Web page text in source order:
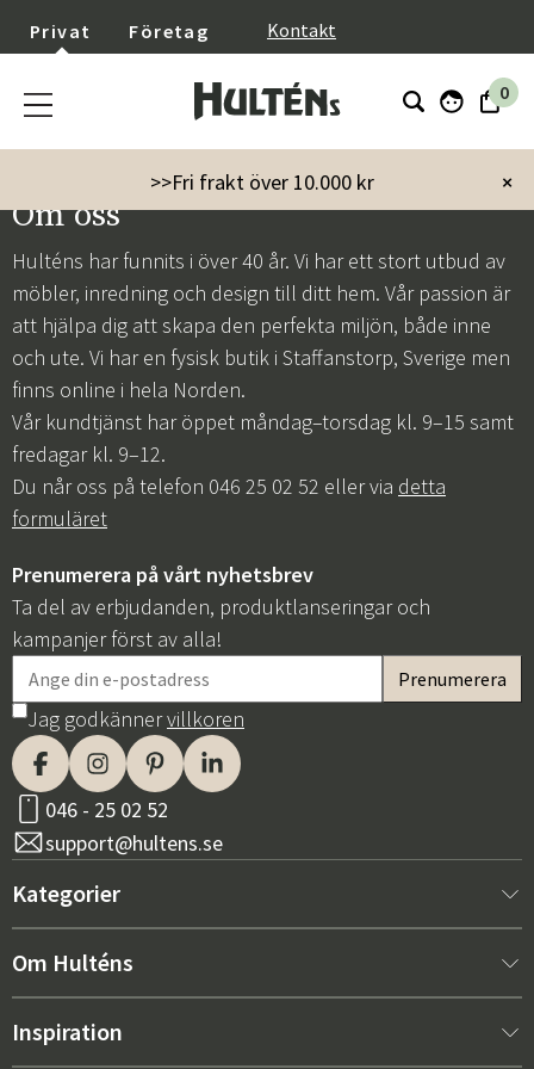
Sverige
Norge
Privat Företag Kontakt
0
×
>>Fri frakt över 10.000 kr
Om oss
Hulténs har funnits i över 40 år. Vi har ett stort utbud av
möbler, inredning och design till ditt hem. Vår passion är
att hjälpa dig att skapa den perfekta miljön, både inne
och ute. Vi har en fysisk butik i Staffanstorp, Sverige men
finns online i hela Norden.
Vår kundtjänst har öppet måndag–torsdag kl. 9–15 samt
fredagar kl. 9–12.
Du når oss på telefon 046 25 02 52 eller via detta
formuläret
Prenumerera på vårt nyhetsbrev
Ta del av erbjudanden, produktlanseringar och
kampanjer först av alla!
Jag godkännervillkoren
046 - 25 02 52
support@hultens.se
Kategorier
Nytt hos oss
Om Hulténs
Om Hulténs
Inspiration